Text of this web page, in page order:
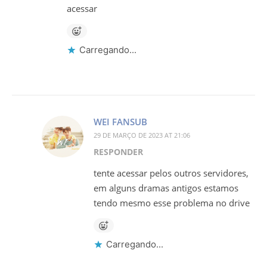
acessar
Carregando...
WEI FANSUB
29 DE MARÇO DE 2023 AT 21:06
RESPONDER
tente acessar pelos outros servidores,
em alguns dramas antigos estamos
tendo mesmo esse problema no drive
Carregando...